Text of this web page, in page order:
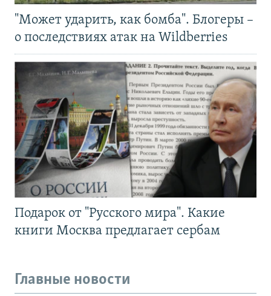
"Может ударить, как бомба". Блогеры –
о последствиях атак на Wildberries
Подарок от "Русского мира". Какие
книги Москва предлагает сербам
Главные новости